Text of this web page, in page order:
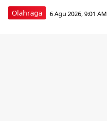
Olahraga 6 Agu 2026, 9:01 AM